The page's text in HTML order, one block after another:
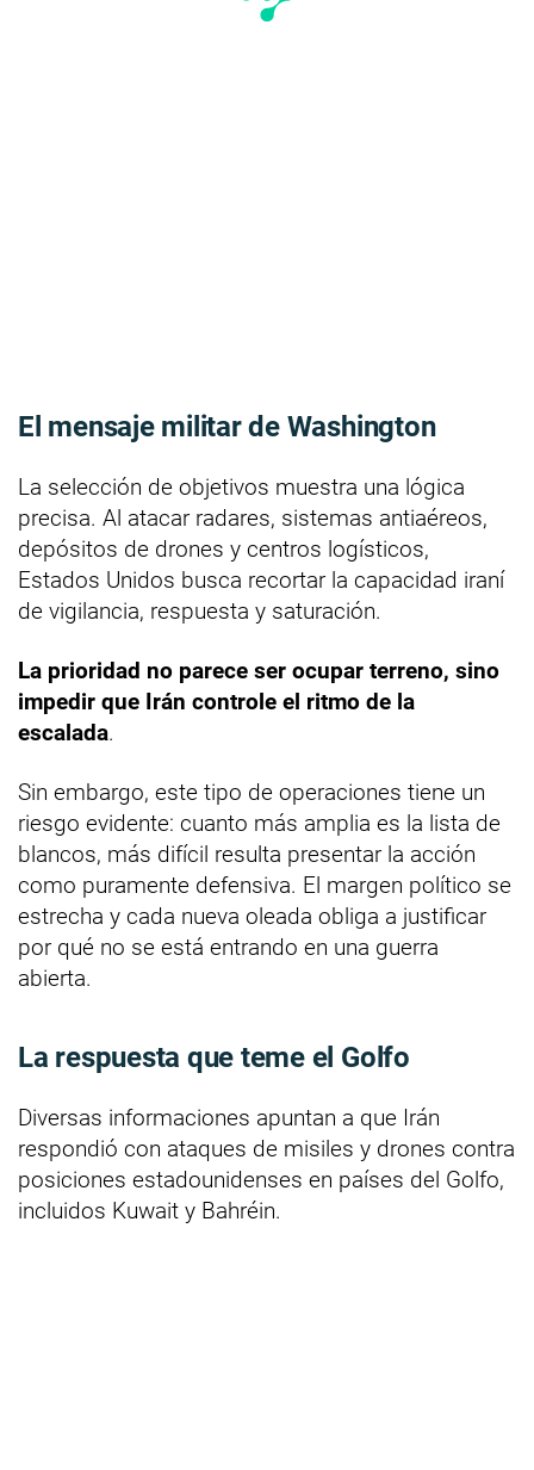
El mensaje militar de Washington
La selección de objetivos muestra una lógica
precisa. Al atacar radares, sistemas antiaéreos,
depósitos de drones y centros logísticos,
Estados Unidos busca recortar la capacidad iraní
de vigilancia, respuesta y saturación.
La prioridad no parece ser ocupar terreno, sino
impedir que Irán controle el ritmo de la
escalada.
Sin embargo, este tipo de operaciones tiene un
riesgo evidente: cuanto más amplia es la lista de
blancos, más difícil resulta presentar la acción
como puramente defensiva. El margen político se
estrecha y cada nueva oleada obliga a justificar
por qué no se está entrando en una guerra
abierta.
La respuesta que teme el Golfo
Diversas informaciones apuntan a que Irán
respondió con ataques de misiles y drones contra
posiciones estadounidenses en países del Golfo,
incluidos Kuwait y Bahréin.